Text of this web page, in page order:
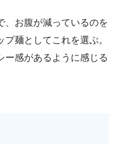
、お腹が減っているのを
麺としてこれを選ぶ。
ー感があるように感じる